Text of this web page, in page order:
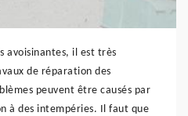
avoisinantes, il est très
de réparation des
peuvent être causés par
à des intempéries. Il faut que